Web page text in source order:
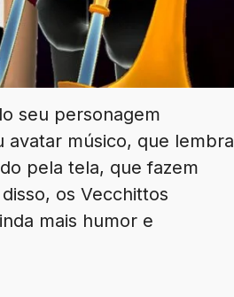
seu personagem
avatar músico, que lembra
pela tela, que fazem
os Vecchittos
mais humor e